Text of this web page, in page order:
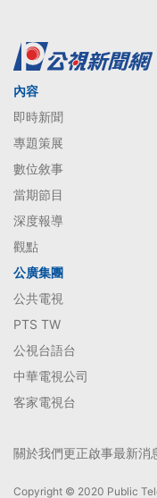
內容
即時新聞
專題策展
數位敘事
當期節目
深度報導
觀點
公廣集團
公共電視
PTS TW
公視台語台
中華電視公司
客家電視台
關於我們更正啟事最新消
Copyright © 2020 Public